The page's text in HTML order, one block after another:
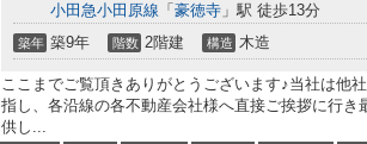
小田急小田原線 「 豪徳寺 」駅 徒歩13分
築年 築9年 階数 2階建 構造 木造
ここまでご覧頂きありがとうございます♪当社は他
指し、各沿線の各不動産会社様へ直接ご挨拶に行き
供し...